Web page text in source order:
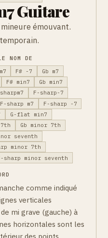
Guitare
émouvant.
NOM DE
F# -7
Gb m7
F# min7
Gb min7
F-sharp-7
F-sharp m7
F-sharp -7
G-flat min7
Gb minor 7th
seventh
minor 7th
sharp minor seventh
comme indiqué
verticales
mi grave (gauche) à
horizontales sont les
des points